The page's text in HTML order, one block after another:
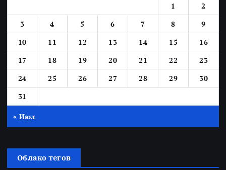
1
2
3
4 5 6 7 8
9
10
11 12 13 14 15
16
17
18 19 20 21 22
23
24
25 26 27 28 29
30
31
« Июл
Облако тегов